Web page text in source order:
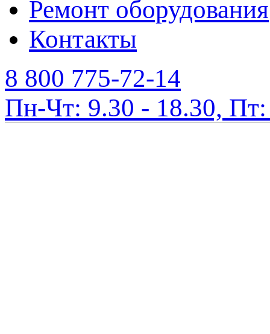
Ремонт оборудования
Контакты
8 800 775-72-14
Пн-Чт: 9.30 - 18.30,